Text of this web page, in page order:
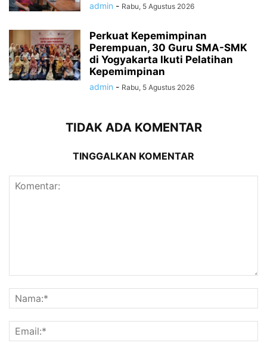
admin - Rabu, 5 Agustus 2026
Perkuat Kepemimpinan
Perempuan, 30 Guru SMA-SMK
di Yogyakarta Ikuti Pelatihan
Kepemimpinan
admin - Rabu, 5 Agustus 2026
TIDAK ADA KOMENTAR
TINGGALKAN KOMENTAR